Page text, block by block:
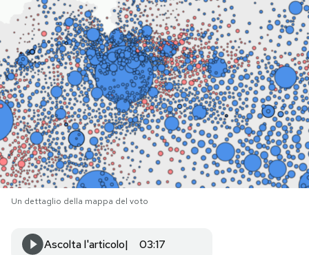
PODCAST
NEWSLETTER
I MIEI PREFERITI
SHOP
Un dettaglio della mappa del voto
Ascolta l'articolo 03:17